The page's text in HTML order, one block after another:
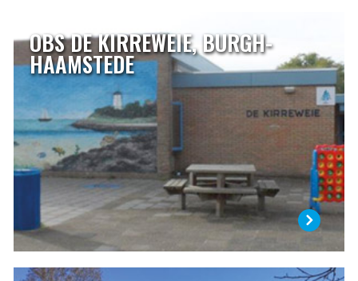
OBS DE KIRREWEIE, BURGH-
HAAMSTEDE
OBS DE KIRREWEIE, BURGH-HAAMSTEDE
Het weiland waarop in 1969 de school werd gebouwd
stond bekend onder de naam “het kirreweitje” (klein stuk
weiland). Het Schouwse woord kirretje betekent: mens, dier
of ding dat klein van stuk is. Daar komt de naam van onze
school vandaan.
LEES MEER